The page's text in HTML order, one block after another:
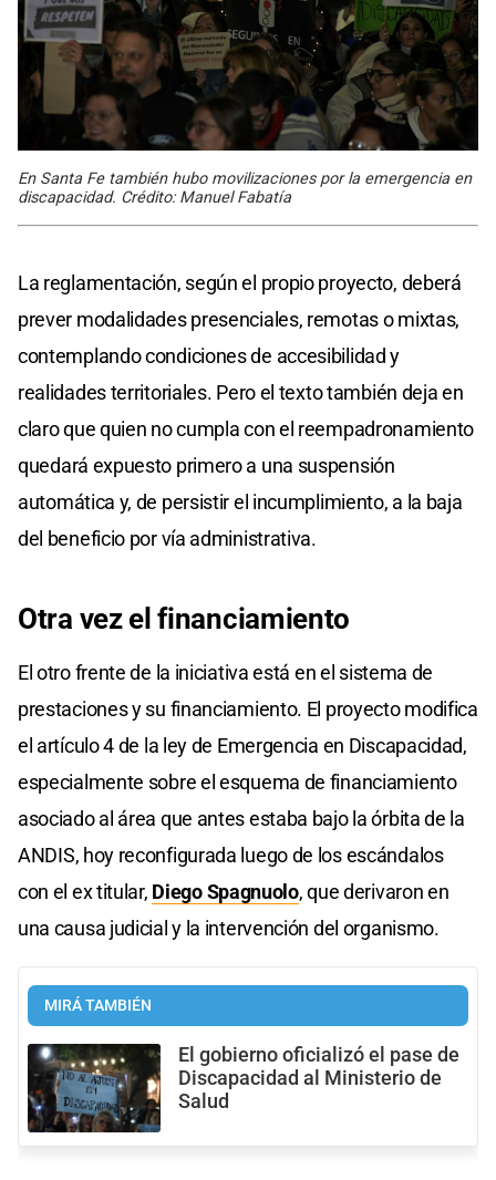
En Santa Fe también hubo movilizaciones por la emergencia en
discapacidad. Crédito: Manuel Fabatía
La reglamentación, según el propio proyecto, deberá
prever modalidades presenciales, remotas o mixtas,
contemplando condiciones de accesibilidad y
realidades territoriales. Pero el texto también deja en
claro que quien no cumpla con el reempadronamiento
quedará expuesto primero a una suspensión
automática y, de persistir el incumplimiento, a la baja
del beneficio por vía administrativa.
Otra vez el financiamiento
El otro frente de la iniciativa está en el sistema de
prestaciones y su financiamiento. El proyecto modifica
el artículo 4 de la ley de Emergencia en Discapacidad,
especialmente sobre el esquema de financiamiento
asociado al área que antes estaba bajo la órbita de la
ANDIS, hoy reconfigurada luego de los escándalos
con el ex titular, Diego Spagnuolo, que derivaron en
una causa judicial y la intervención del organismo.
MIRÁ TAMBIÉN
El gobierno oficializó el pase de
Discapacidad al Ministerio de
Salud